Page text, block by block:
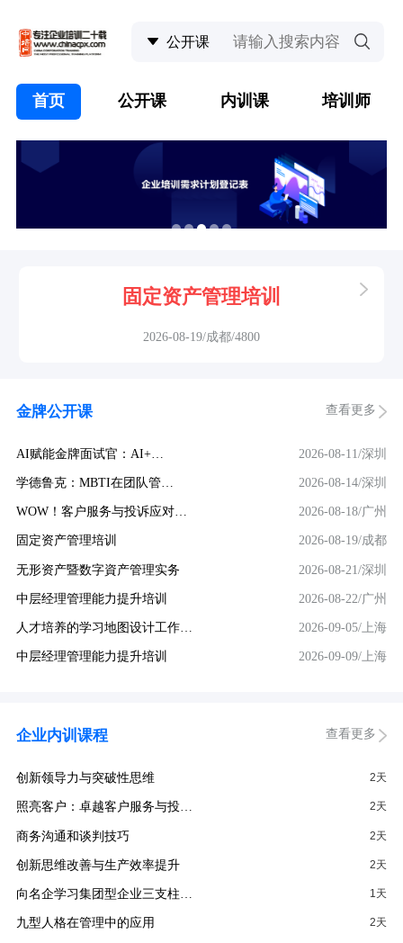
首页 公开课 内训课 培训师
固定资产管理培训
2026-08-19/成都/4800
金牌公开课 查看更多
AI赋能金牌面试官：AI+… 2026-08-11/深圳
学德鲁克：MBTI在团队管… 2026-08-14/深圳
WOW！客户服务与投诉应对… 2026-08-18/广州
固定资产管理培训 2026-08-19/成都
无形资产暨数字資产管理实务 2026-08-21/深圳
中层经理管理能力提升培训 2026-08-22/广州
人才培养的学习地图设计工作… 2026-09-05/上海
中层经理管理能力提升培训 2026-09-09/上海
企业内训课程 查看更多
创新领导力与突破性思维 2天
照亮客户：卓越客户服务与投… 2天
商务沟通和谈判技巧 2天
创新思维改善与生产效率提升 2天
向名企学习集团型企业三支柱… 1天
九型人格在管理中的应用 2天